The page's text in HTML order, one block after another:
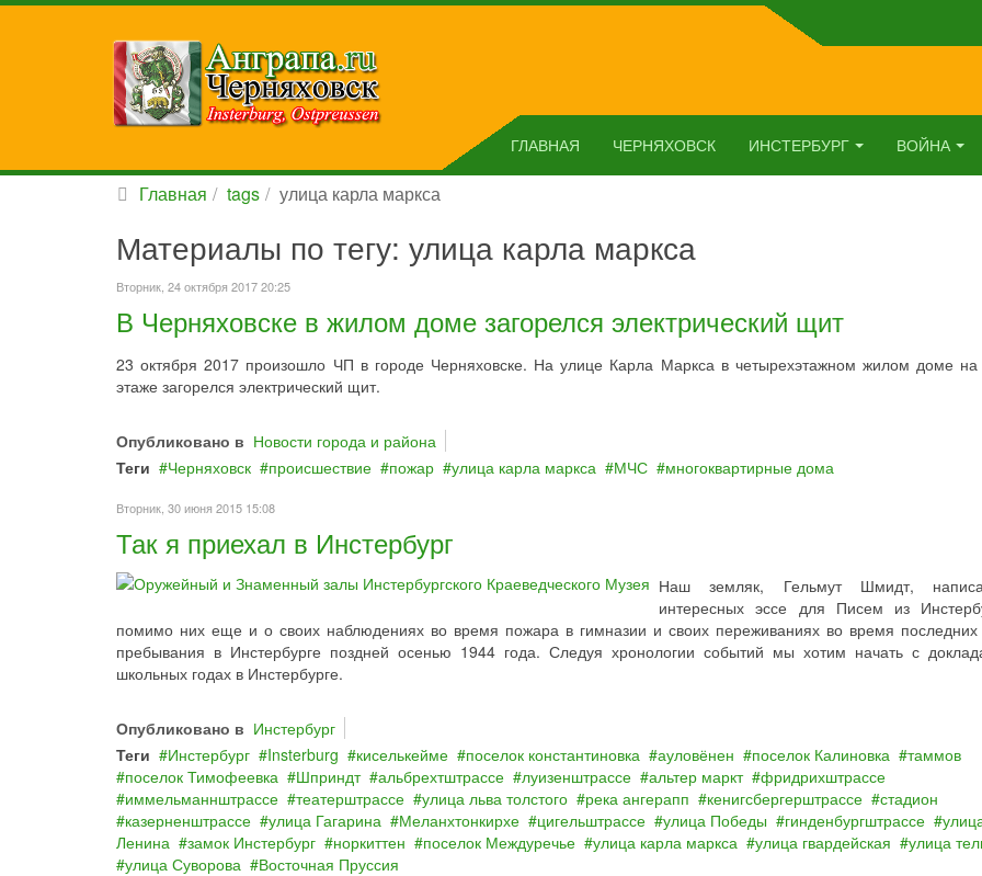
ГЛАВНАЯ ЧЕРНЯХОВСК ИНСТЕРБУРГ ВОЙНА
Главная tags улица карла маркса
Материалы по тегу: улица карла маркса
Вторник, 24 октября 2017 20:25
В Черняховске в жилом доме загорелся электрический щит
23 октября 2017 произошло ЧП в городе Черняховске. На улице Карла Маркса в четырехэтажном жилом доме на
этаже загорелся электрический щит.
Опубликовано в Новости города и района
Теги
Черняховск происшествие пожар улица карла маркса МЧС многоквартирные дома
Вторник, 30 июня 2015 15:08
Так я приехал в Инстербург
Наш земляк, Гельмут Шмидт,
интересных эссе для Писем из
помимо них еще и о своих наблюдениях во время пожара в гимназии и своих переживаниях во время последних
пребывания в Инстербурге поздней осенью 1944 года. Следуя хронологии событий мы хотим начать с
школьных годах в Инстербурге.
Опубликовано в Инстербург
Теги
Инстербург Insterburg киселькейме поселок константиновка ауловёнен поселок Калиновка
таммов
поселок Тимофеевка
Шприндт альбрехтштрассе луизенштрассе альтер маркт
фридрихштрассе
иммельманнштрассе
театерштрассе улица льва толстого река ангерапп кенигсбергерштрассе
стадион
казерненштрассе
улица Гагарина Меланхтонкирхе цигельштрассе улица Победы гинденбургштрассе
Ленина
замок Инстербург норкиттен поселок Междуречье улица карла маркса улица гвардейская
улица
улица Суворова
Восточная Пруссия